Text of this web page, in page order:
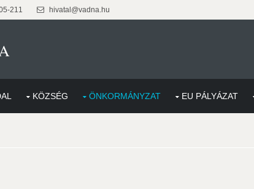
211 hivatal@vadna.hu
KÖZSÉG ÖNKORMÁNYZAT EU PÁLYÁZAT